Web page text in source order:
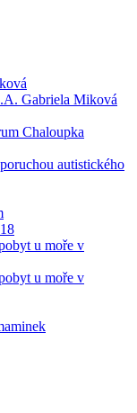
Gabriela Miková
Chaloupka
autistického
u moře v
u moře v